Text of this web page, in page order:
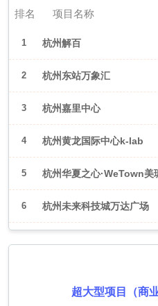
排名 项目名称
1 杭州解百
2 杭州东站万象汇
3 杭州嘉里中心
4 杭州黄龙国际中心k-lab
5 杭州华夏之心·WeTown美
6 杭州未来科技城万达广场
超大型项目（商